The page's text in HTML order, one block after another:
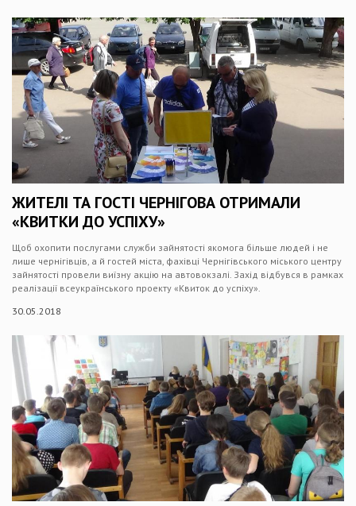
ЖИТЕЛІ ТА ГОСТІ ЧЕРНІГОВА ОТРИМАЛИ
«КВИТКИ ДО УСПІХУ»
Щоб охопити послугами служби зайнятості якомога більше людей і не
лише чернігівців, а й гостей міста, фахівці Чернігівського міського центру
зайнятості провели виїзну акцію на автовокзалі. Захід відбувся в рамках
реалізації всеукраїнського проекту «Квиток до успіху».
30.05.2018